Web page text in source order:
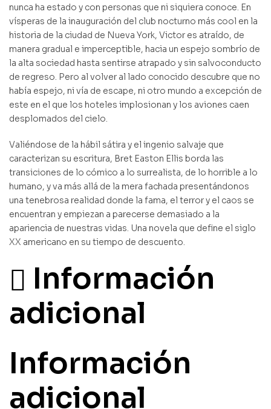
nunca ha estado y con personas que ni siquiera conoce. En
vísperas de la inauguración del club nocturno más cool en la
historia de la ciudad de Nueva York, Victor es atraído, de
manera gradual e imperceptible, hacia un espejo sombrío de
la alta sociedad hasta sentirse atrapado y sin salvoconducto
de regreso. Pero al volver al lado conocido descubre que no
había espejo, ni vía de escape, ni otro mundo a excepción de
este en el que los hoteles implosionan y los aviones caen
desplomados del cielo.
Valiéndose de la hábil sátira y el ingenio salvaje que
caracterizan su escritura, Bret Easton Ellis borda las
transiciones de lo cómico a lo surrealista, de lo horrible a lo
humano, y va más allá de la mera fachada presentándonos
una tenebrosa realidad donde la fama, el terror y el caos se
encuentran y empiezan a parecerse demasiado a la
apariencia de nuestras vidas. Una novela que define el siglo
XX americano en su tiempo de descuento.
Información
adicional
Información
adicional